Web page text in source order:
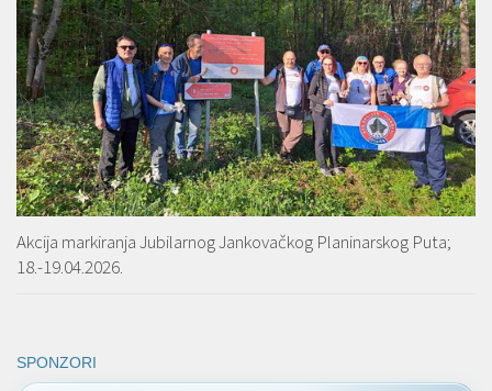
Akcija markiranja Jubilarnog Jankovačkog Planinarskog Puta;
18.-19.04.2026.
SPONZORI